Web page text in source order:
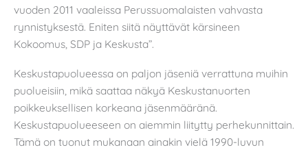
vuoden 2011 vaaleissa Perussuomalaisten vahvasta
rynnistyksestä. Eniten siitä näyttävät kärsineen
Kokoomus, SDP ja Keskusta”.
Keskustapuolueessa on paljon jäseniä verrattuna muihin
puolueisiin, mikä saattaa näkyä Keskustanuorten
poikkeuksellisen korkeana jäsenmääränä.
Keskustapuolueeseen on aiemmin liitytty perhekunnittain.
Tämä on tuonut mukanaan ainakin vielä 1990-luvun